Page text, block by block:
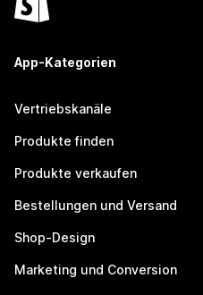
App-Kategorien
Vertriebskanäle
Produkte finden
Produkte verkaufen
Bestellungen und Versand
Shop-Design
Marketing und Conversion